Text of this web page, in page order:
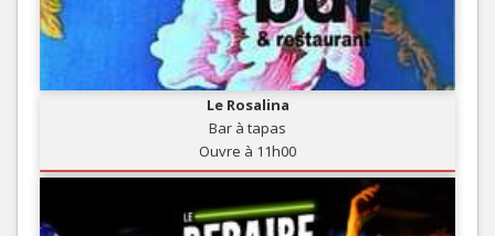
Le Rosalina
Bar à tapas
Ouvre à 11h00